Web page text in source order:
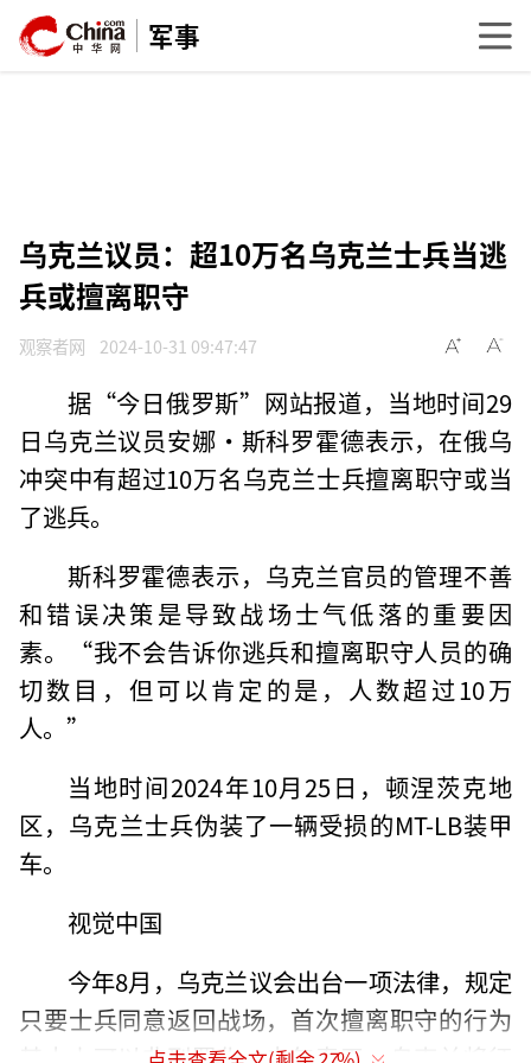
军事
乌克兰议员：超10万名乌克兰士兵当逃
兵或擅离职守
观察者网 2024-10-31 09:47:47
据“今日俄罗斯”网站报道，当地时间29
日乌克兰议员安娜·斯科罗霍德表示，在俄乌
冲突中有超过10万名乌克兰士兵擅离职守或当
了逃兵。
斯科罗霍德表示，乌克兰官员的管理不善
和错误决策是导致战场士气低落的重要因
素。“我不会告诉你逃兵和擅离职守人员的确
切数目，但可以肯定的是，人数超过10万
人。”
当地时间2024年10月25日，顿涅茨克地
区，乌克兰士兵伪装了一辆受损的MT-LB装甲
车。
视觉中国
今年8月，乌克兰议会出台一项法律，规定
只要士兵同意返回战场，首次擅离职守的行为